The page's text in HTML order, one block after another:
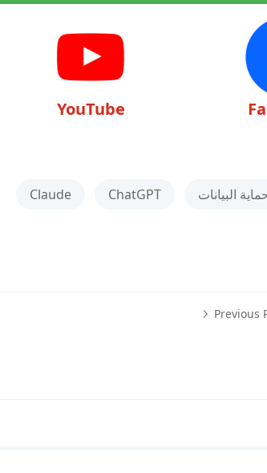
YouTube
البيانات ChatGPT
Claude
Previous